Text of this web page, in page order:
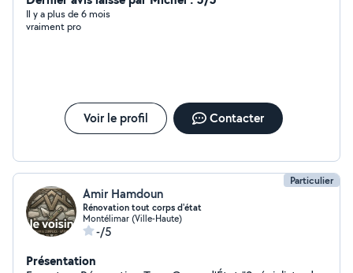
Il y a plus de 6 mois
vraiment pro
Voir le profil Contacter
Particulier
Amir Hamdoun
Rénovation tout corps d'état
Montélimar (Ville-Haute)
-/5
Présentation